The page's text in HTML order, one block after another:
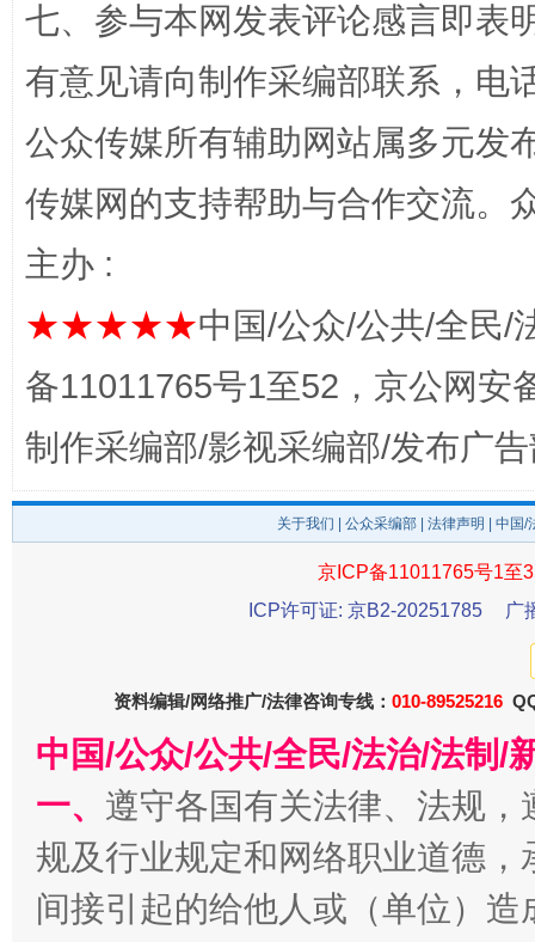
东山县通报“牛蛙产品抗生素超标问题” 法
千年窑火 生生不息 一
七、参与本网发表评论感言即表
有意见请向制作采编部联系，电
公众传媒所有辅助网站属多元发
传媒网的支持帮助与合作交流。
主办 :
★★★★★中国/公众/公共/全民/
备11011765号1至52，京公网安
制作采编部/影视采编部/发布广
关于我们 公众采编部 法律声明 | 中国
京ICP备11011765号1至
ICP许可证: 京B2-20251785
广
资料编辑/网络推广/法律咨询专线： 010-89525216
中国/公众/公共/全民/法治/法制/
一、 遵守各国有关法律、法规
规及行业规定和网络职业道德
间接引起的给他人或（单位）